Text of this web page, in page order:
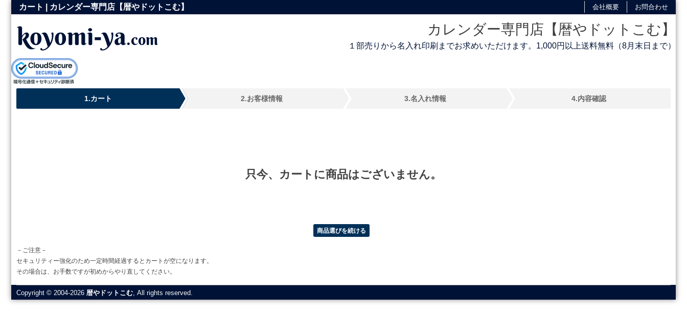
ツ
へ
ス
キ
カート | カレンダー専門店【暦やドットこむ】 会社概要 お問合わせ
koyomi-ya.com
カレンダー専門店【暦やドットこむ】
１部売りから名入れ印刷までお求めいただけます。1,000円以上送料無料（8月末日まで）
1.カート 2.お客様情報 3.名入れ情報 4.内容確認
只今、カートに商品はございません。
－ご注意－
セキュリティー強化のため一定時間経過するとカートが空になります。
その場合は、お手数ですが初めからやり直してください。
Copyright © 2004-2026 暦やドットこむ, All rights reserved.